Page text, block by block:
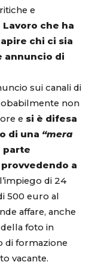
e
che ha
chi ci sia
annuncio di
sui canali di
non
e si è difesa
di una “mera
parte
a
di 24
500 euro al
affare, anche
foto in
di formazione
vacante.